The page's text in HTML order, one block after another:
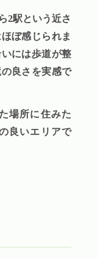
2駅という近さ
ぼ感じられま
には歩道が整
良さを実感で
場所に住みた
良いエリアで